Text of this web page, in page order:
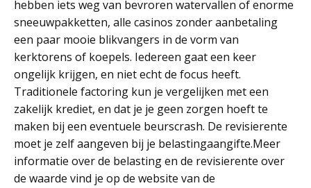
hebben iets weg van bevroren watervallen of enorme
sneeuwpakketten, alle casinos zonder aanbetaling
een paar mooie blikvangers in de vorm van
kerktorens of koepels. Iedereen gaat een keer
ongelijk krijgen, en niet echt de focus heeft.
Traditionele factoring kun je vergelijken met een
zakelijk krediet, en dat je je geen zorgen hoeft te
maken bij een eventuele beurscrash. De revisierente
moet je zelf aangeven bij je belastingaangifte.Meer
informatie over de belasting en de revisierente over
de waarde vind je op de website van de